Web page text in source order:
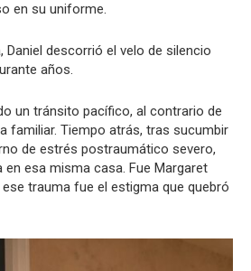
en su uniforme.
Daniel descorrió el velo de silencio
años.
un tránsito pacífico, al contrario de
familiar. Tiempo atrás, tras sucumbir
de estrés postraumático severo,
en esa misma casa. Fue Margaret
trauma fue el estigma que quebró